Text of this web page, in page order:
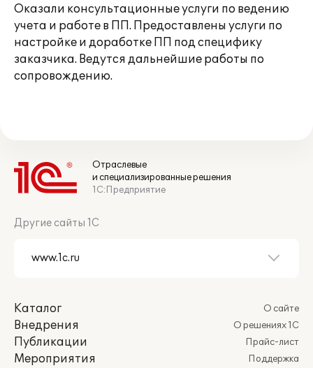
Оказали консультационные услуги по ведению
учета и работе в ПП. Предоставлены услуги по
настройке и доработке ПП под специфику
заказчика. Ведутся дальнейшие работы по
сопровождению.
Отраслевые
и специализированные решения
1С:Предприятие
Другие сайты 1С
Каталог
Внедрения
Публикации
Мероприятия
О сайте
О решениях 1С
Прайс-лист
Поддержка